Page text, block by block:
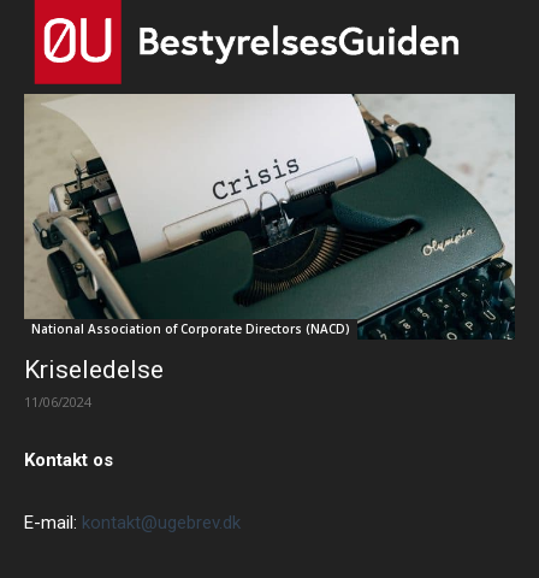
National Association of Corporate Directors (NACD)
Kriseledelse
11/06/2024
Kontakt os
E-mail: kontakt@ugebrev.dk